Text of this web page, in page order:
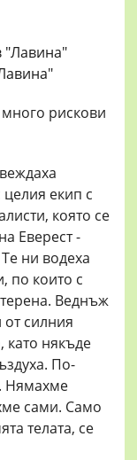
рискови
екип с
която се
Еверест -
ни водеха
по които с
Веднъж
от силния
като някъде
По-
Нямахме
сами. Само
телата, се